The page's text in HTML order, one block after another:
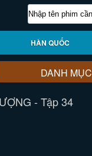
HÀN QUỐC
DANH MỤC
- Tập 34